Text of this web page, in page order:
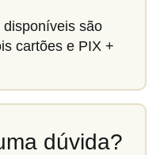
são
cartões e PIX +
dúvida?